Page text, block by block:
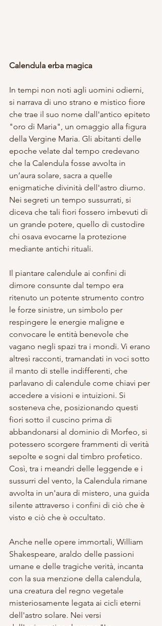
Calendula erba magica
In tempi non noti agli uomini odierni,
si narrava di uno strano e mistico fiore
che trae il suo nome dall'antico epiteto
"oro di Maria", un omaggio alla figura
della Vergine Maria. Gli abitanti delle
epoche velate dal tempo credevano
che la Calendula fosse avvolta in
un’aura solare, sacra a quelle
enigmatiche divinità dell'astro diurno.
Nei segreti un tempo sussurrati, si
diceva che tali fiori fossero imbevuti di
un grande potere, quello di custodire
chi osava evocarne la protezione
mediante antichi rituali.
Il piantare calendule ai confini di
dimore consunte dal tempo era
ritenuto un potente strumento contro
le forze sinistre, un simbolo per
respingere le energie maligne e
convocare le entità benevole che
vagano negli spazi tra i mondi. Vi erano
altresì racconti, tramandati in voci sotto
il manto di stelle indifferenti, che
parlavano di calendule come chiavi per
accedere a visioni e intuizioni. Si
sosteneva che, posizionando questi
fiori sotto il cuscino prima di
abbandonarsi al dominio di Morfeo, si
potessero scorgere frammenti di verità
sepolte e sogni dal timbro profetico.
Così, tra i meandri delle leggende e i
sussurri del vento, la Calendula rimane
avvolta in un'aura di mistero, una guida
silente attraverso i confini di ciò che è
visto e ciò che è occultato.
Anche nelle opere immortali, William
Shakespeare, araldo delle passioni
umane e delle tragiche verità, incanta
con la sua menzione della calendula,
una creatura del regno vegetale
misteriosamente legata ai cicli eterni
dell'astro solare. Nei versi